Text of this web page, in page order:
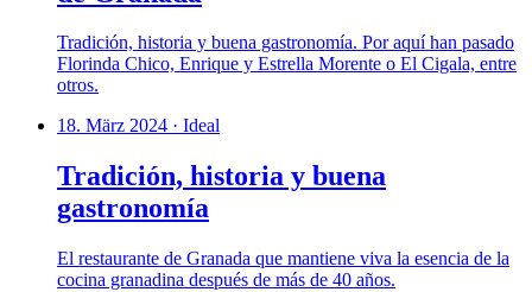
Tradición, historia y buena gastronomía. Por aquí han pasado
Florinda Chico, Enrique y Estrella Morente o El Cigala, entre
otros.
18. März 2024 · Ideal
Tradición, historia y buena
gastronomía
El restaurante de Granada que mantiene viva la esencia de la
cocina granadina después de más de 40 años.